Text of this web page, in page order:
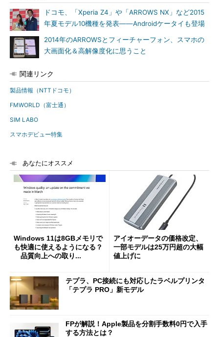
ドコモ、「Xperia Z4」や「ARROWS NX」など2015
年夏モデル10機種を発表――Androidケータイも登場
2014年のARROWSとフィーチャーフォン、スマホの
大画面化＆高解像度化に思うこと
関連リンク
製品情報（NTTドコモ）
FMWORLD（富士通）
SIM LABO
スマホデビュー特集
あなたにオススメ
Windows 11は8GBメモリで
も快適に使えるようになる？
品質向上への取り...
アイオーデータの価格改定、
一部モデルは25万円超の大幅
値上げに
テプラ、PC接続にも対応したラベルプリンタ
「テプラ PRO」新モデル
FPが解説！Apple製品を分割手数料0円で入手
する方法とは？